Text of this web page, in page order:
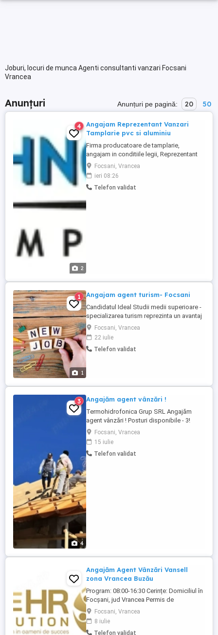
Joburi, locuri de munca Agenti consultanti vanzari Focsani
Vrancea
Anunțuri Anunțuri pe pagină: 20 50
2
4
Angajam Reprezentant Vanzari
Tamplarie pvc si aluminiu
Firma producatoare de tamplarie,
angajam in conditiile legii, Reprezentant
vanzari tehnic tamplarie pvc si aluminiu ,
pentru judetele Vrancea, Buzau. Conditii
de indeplinit, - experienta in domeniu
tamplariei de pvc si aluminiu, materiale de
Focsani, Vrancea
ieri 08:26
Telefon validat
1
1 Angajam agent turism- Focsani
Candidatul Ideal Studii medii superioare -
specializarea turism reprezinta un avantaj
Limba engleza nivel avansat Cunostinte
generale de turism, destinatii produse
Atitudine proactiva, deschisa, empatica,
dornica de dezvoltare personala Abilitati
Focsani, Vrancea
22 iulie
Telefon validat
4
3 Angajăm agent vânzări !
Termohidrofonica Grup SRL Angajăm
agent vânzări ! Posturi disponibile - 3!
Prestare serviciu : teren birou ! Cine
suntem Termohidrofonica Grup SRL este
o companie românească de succes, lider
în distribuția de materiale și materii prime
Focsani, Vrancea
15 iulie
Telefon validat
Angajăm Agent Vânzări Vansell
zona Vrancea Buzău
Program: 08:00-16:30 Cerințe: Domiciliul în
Focșani, jud Vrancea Permis de
conducere categoria B Experiență minim 1
an într-un rol similar Disponibilitate pentru
activitate preponderent de teren
Focsani, Vrancea
8 iulie
Telefon validat